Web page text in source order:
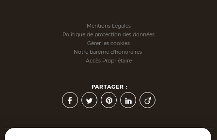
Mentions Légales
Politique de protection des données
Gérer les cookies
Notre barème d'honoraires
Accès Propriétaire
PARTAGER :